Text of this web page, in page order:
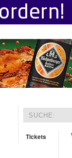
Tickets